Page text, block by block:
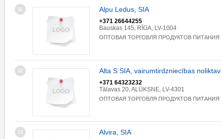
11 Alpu Ledus, SIA
+371 26644255
Bauskas 145, RĪGA, LV-1004
ОПТОВАЯ ТОРГОВЛЯ ПРОДУКТОВ ПИТАНИЯ
12 Alta S SIA, vairumtirdzniecības
+371 64323232
Tālavas 20, ALŪKSNE, LV-4301
ОПТОВАЯ ТОРГОВЛЯ ПРОДУКТОВ ПИТАНИЯ
13 Alvira, SIA